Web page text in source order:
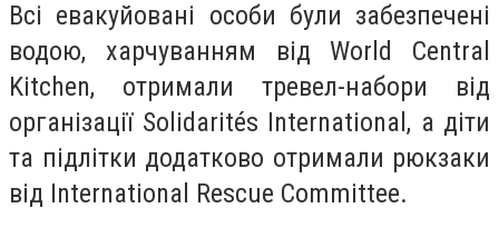
Всі евакуйовані особи були забезпечені
водою, харчуванням від World Central
Kitchen, отримали тревел-набори від
організації Solidarités International, а діти
та підлітки додатково отримали рюкзаки
від International Rescue Committee.